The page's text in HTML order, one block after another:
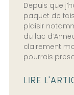
Depuis que
paquet de
plaisir
du lac
clairement
pourrais
LIRE